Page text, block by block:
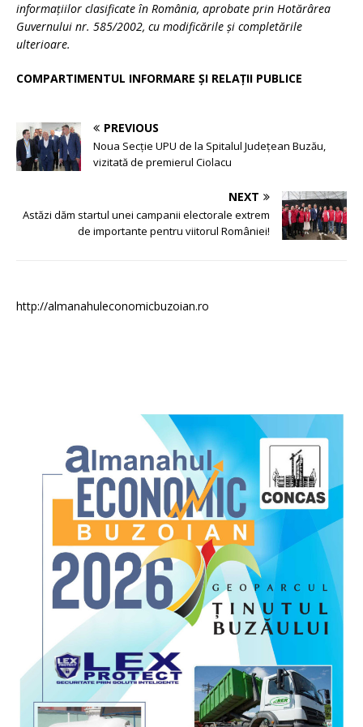
informațiilor clasificate în România, aprobate prin Hotărârea
Guvernului nr. 585/2002, cu modificările și completările
ulterioare.
COMPARTIMENTUL INFORMARE ȘI RELAȚII PUBLICE
PREVIOUS
Noua Secție UPU de la Spitalul Județean Buzău,
vizitată de premierul Ciolacu
NEXT
Astăzi dăm startul unei campanii electorale extrem
de importante pentru viitorul României!
http://almanahuleconomicbuzoian.ro